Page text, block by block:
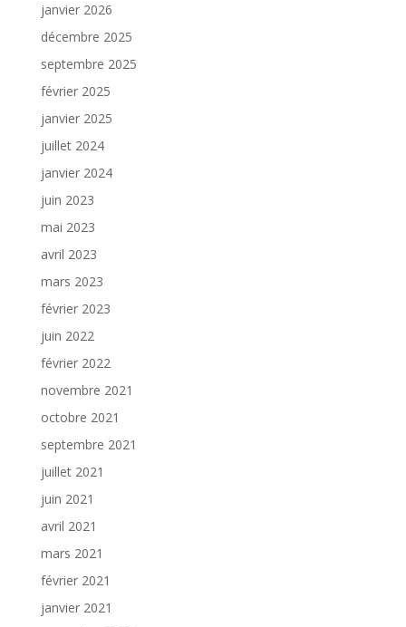
janvier 2026
décembre 2025
septembre 2025
février 2025
janvier 2025
juillet 2024
janvier 2024
juin 2023
mai 2023
avril 2023
mars 2023
février 2023
juin 2022
février 2022
novembre 2021
octobre 2021
septembre 2021
juillet 2021
juin 2021
avril 2021
mars 2021
février 2021
janvier 2021